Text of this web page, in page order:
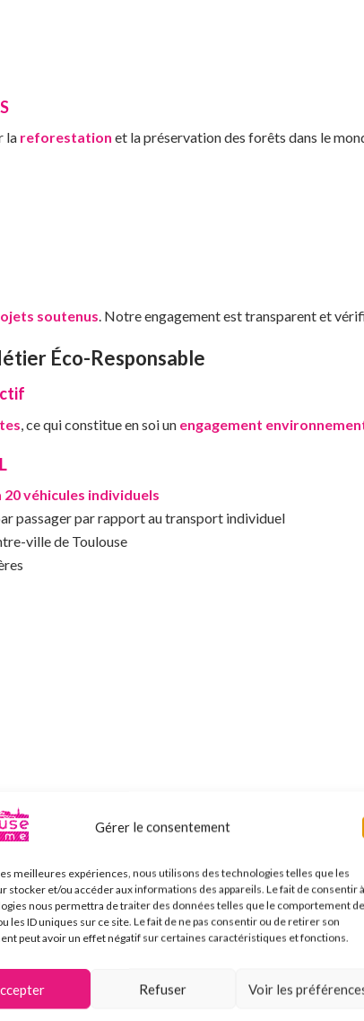
Gérer le consentement
meilleures expériences, nous utilisons des technologies telles que les
stocker et/ou accéder aux informations des appareils. Le fait de consentir à
nous permettra de traiter des données telles que le comportement de
les ID uniques sur ce site. Le fait de ne pas consentir ou de retirer son
peut avoir un effet négatif sur certaines caractéristiques et fonctions.
Refuser Voir les
la reforestation et la préservation des forêts dans le
soutenus. Notre engagement est transparent et
Éco-Responsable
, ce qui constitue en soi un engagement
20 véhicules individuels
passager par rapport au transport individuel
ville de Toulouse
90% d’émissions !
Véhicules
matière d’émissions polluantes)